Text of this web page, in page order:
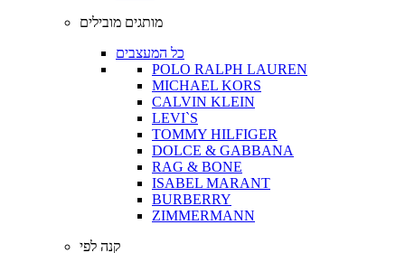
מותגים מובילים
כל המעצבים
POLO RALPH LAUREN
MICHAEL KORS
CALVIN KLEIN
LEVI`S
TOMMY HILFIGER
DOLCE & GABBANA
RAG & BONE
ISABEL MARANT
BURBERRY
ZIMMERMANN
קנה לפי